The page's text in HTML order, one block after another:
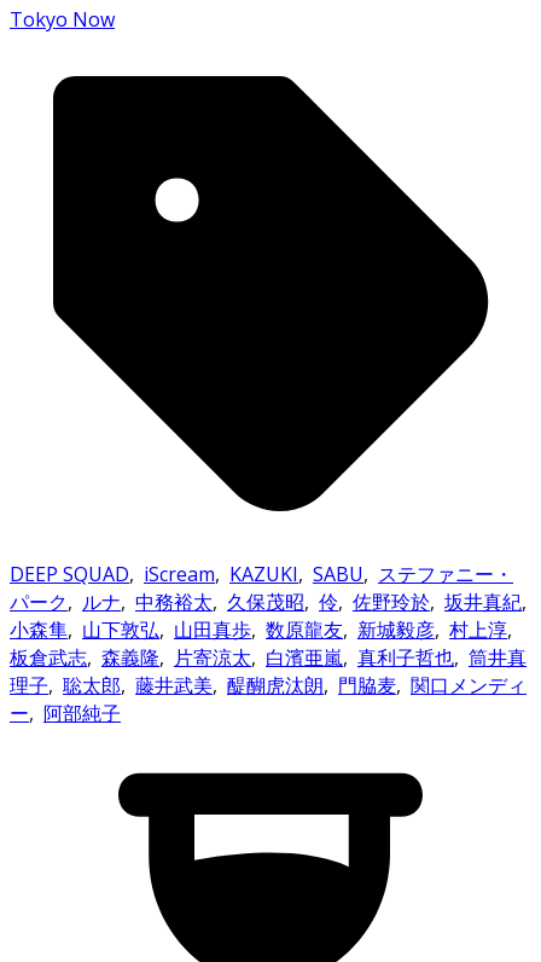
Tokyo Now
DEEP SQUAD, iScream, KAZUKI, SABU, ステファニー・
パーク, ルナ, 中務裕太, 久保茂昭, 伶, 佐野玲於, 坂井真紀,
小森隼, 山下敦弘, 山田真歩, 数原龍友, 新城毅彦, 村上淳,
板倉武志, 森義隆, 片寄涼太, 白濱亜嵐, 真利子哲也, 筒井真
理子, 聡太郎, 藤井武美, 醍醐虎汰朗, 門脇麦, 関口メンディ
ー, 阿部純子